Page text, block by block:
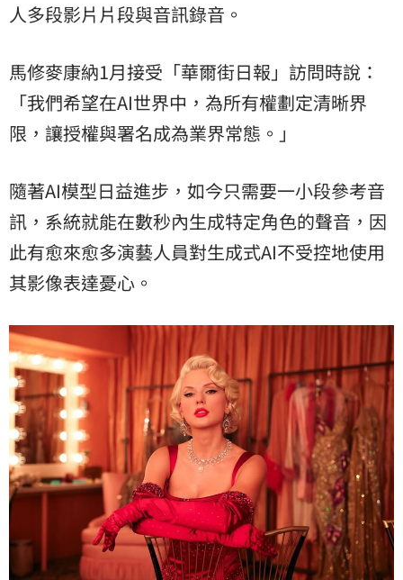
人多段影片片段與音訊錄音。
馬修麥康納1月接受「華爾街日報」訪問時說：
「我們希望在AI世界中，為所有權劃定清晰界
限，讓授權與署名成為業界常態。」
隨著AI模型日益進步，如今只需要一小段參考音
訊，系統就能在數秒內生成特定角色的聲音，因
此有愈來愈多演藝人員對生成式AI不受控地使用
其影像表達憂心。